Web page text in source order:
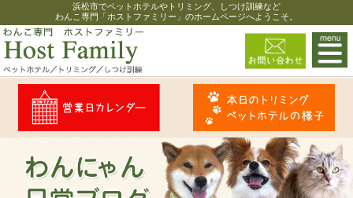
浜松市でペットホテルやトリミング、しつけ訓練など
わんこ専門「ホストファミリー」のホームページへようこそ。